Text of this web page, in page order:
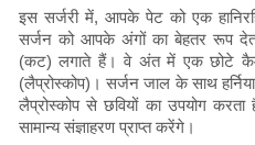
इस सर्जरी में, आपके पेट को एक
सर्जन को आपके अंगों का बेहतर रूप
(कट) लगाते हैं। वे अंत में एक छोटे
(लैप्रोस्कोप)। सर्जन जाल के साथ
लैप्रोस्कोप से छवियों का उपयोग
सामान्य संज्ञाहरण प्राप्त करेंगे।